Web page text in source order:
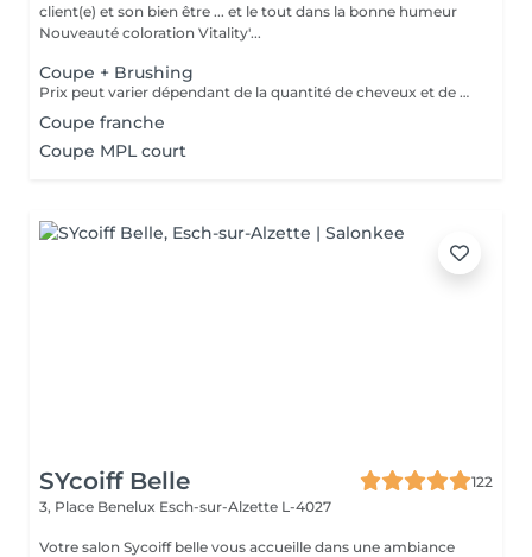
client(e) et son bien être ... et le tout dans la bonne humeur
Nouveauté coloration Vitality'...
Coupe + Brushing
Prix peut varier dépendant de la quantité de cheveux et de produits traités.
Coupe franche
Coupe MPL court
SYcoiff Belle
122
3, Place Benelux Esch-sur-Alzette L-4027
Votre salon Sycoiff belle vous accueille dans une ambiance